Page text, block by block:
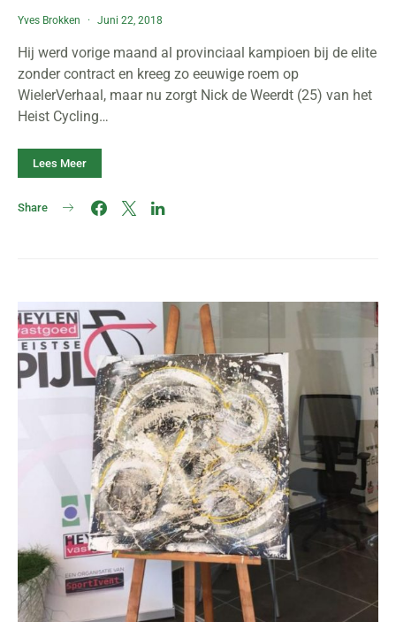
Yves Brokken Juni 22, 2018
Hij werd vorige maand al provinciaal kampioen bij de elite
zonder contract en kreeg zo eeuwige roem op
WielerVerhaal, maar nu zorgt Nick de Weerdt (25) van het
Heist Cycling…
Lees Meer
Share